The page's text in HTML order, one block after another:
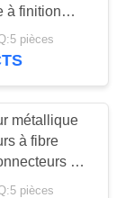
à finition
8.0
pièces
métallique
à fibre
à
à câble 0,5
pièces